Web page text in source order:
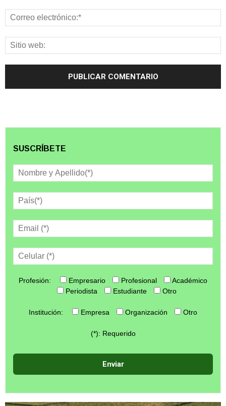
SUSCRÍBETE
Profesión: Empresario Profesional
Académico
Periodista
Estudiante Otro
Institución: Empresa Organización Otro
(*): Requerido